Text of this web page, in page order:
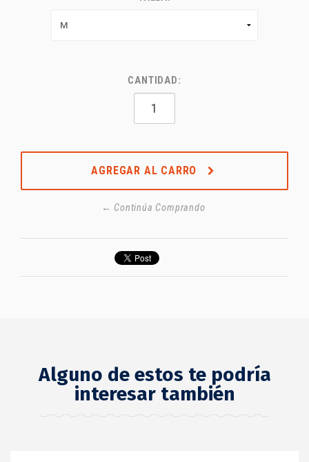
CANTIDAD:
AGREGAR AL CARRO
← Continúa Comprando
Alguno de estos te podría
interesar también